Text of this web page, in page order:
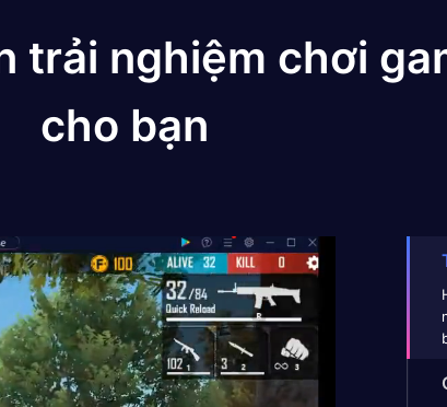
trải nghiệm chơi
cho bạn